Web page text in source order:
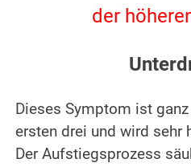
der
Dieses Symptom ist
ersten drei und wird sehr
Der Aufstiegsprozess